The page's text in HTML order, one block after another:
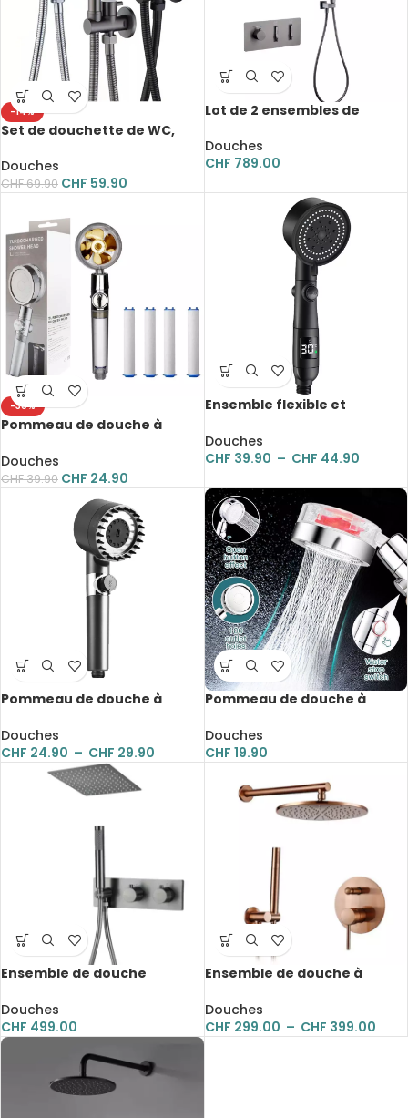
-14%
Set de douchette de WC,
mural
Douches
CHF69.90 CHF 59.90
Lot de 2 ensembles de
moderne, touches piano, 5
couleurs
Douches
CHF 789.00
-38%
Pommeau de douche à
avec 5 filtres
Douches
CHF39.90 CHF 24.90
Ensemble flexible et
turbocompressé à
affichage LED numérique,
Douches
CHF 39.90 – CHF 44.90
Pommeau de douche à
modes, massages
Douches
CHF 24.90 – CHF 29.90
Pommeau de douche à
pression, Rotative à 360
degrés
Douches
CHF 19.90
Ensemble de douche
douche à pluie, en laiton
Douches
CHF 499.00
Ensemble de douche à
douche, en laiton or brossé
Douches
CHF 299.00 – CHF 399.00